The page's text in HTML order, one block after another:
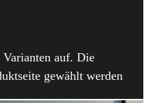
Varianten auf. Die
gewählt werden